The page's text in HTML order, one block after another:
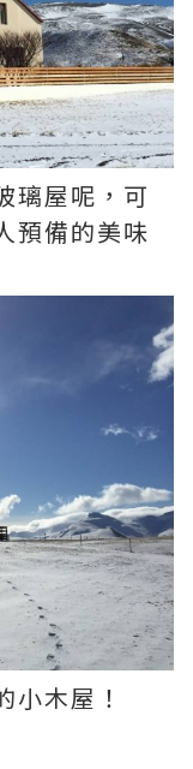
璃屋呢，可
預備的美味
小木屋！